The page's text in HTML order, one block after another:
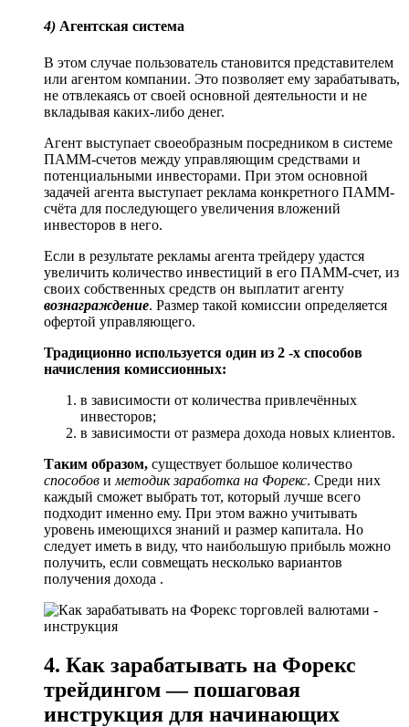
4) Агентская система
В этом случае пользователь становится представителем
или агентом компании. Это позволяет ему зарабатывать,
не отвлекаясь от своей основной деятельности и не
вкладывая каких-либо денег.
Агент выступает своеобразным посредником в системе
ПАММ-счетов между управляющим средствами и
потенциальными инвесторами. При этом основной
задачей агента выступает реклама конкретного ПАММ-
счёта для последующего увеличения вложений
инвесторов в него.
Если в результате рекламы агента трейдеру удастся
увеличить количество инвестиций в его ПАММ-счет, из
своих собственных средств он выплатит агенту
вознаграждение. Размер такой комиссии определяется
офертой управляющего.
Традиционно используется один из 2 -х способов
начисления комиссионных:
в зависимости от количества привлечённых
инвесторов;
в зависимости от размера дохода новых клиентов.
Таким образом, существует большое количество
способов и методик заработка на Форекс. Среди них
каждый сможет выбрать тот, который лучше всего
подходит именно ему. При этом важно учитывать
уровень имеющихся знаний и размер капитала. Но
следует иметь в виду, что наибольшую прибыль можно
получить, если совмещать несколько вариантов
получения дохода .
4. Как зарабатывать на Форекс
трейдингом — пошаговая
инструкция для начинающих